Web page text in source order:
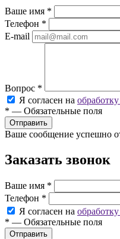
Ваше имя *
Телефон *
E-mail
Вопрос *
Я согласен на
* — Обязательные поля
Ваше сообщение успешно
Заказать звонок
Ваше имя *
Телефон *
Я согласен на
* — Обязательные поля